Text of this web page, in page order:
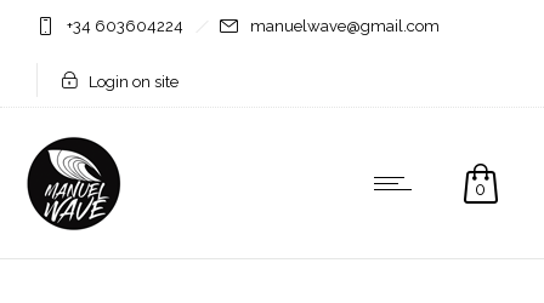
+34 603604224 manuelwave@gmail.com
Login on site
0